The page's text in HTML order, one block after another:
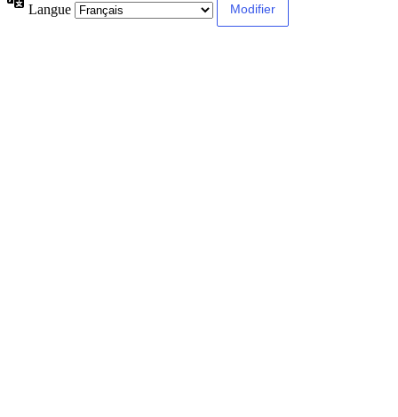
Langue